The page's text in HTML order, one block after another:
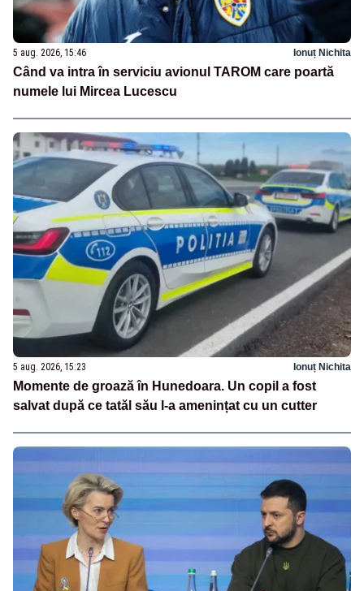
5 aug. 2026, 15:46 Ionuț Nichita
Când va intra în serviciu avionul TAROM care poartă
numele lui Mircea Lucescu
5 aug. 2026, 15:23 Ionuț Nichita
Momente de groază în Hunedoara. Un copil a fost
salvat după ce tatăl său l-a amenințat cu un cutter